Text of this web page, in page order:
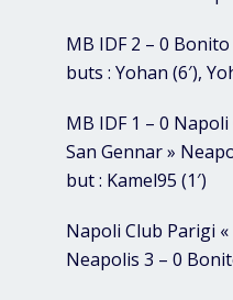
MB IDF 2 – 0
buts : Yohan (6′),
MB IDF 1 – 0
San Gennar »
but : Kamel95 (1′)
Napoli Club Parigi
Neapolis 3 – 0